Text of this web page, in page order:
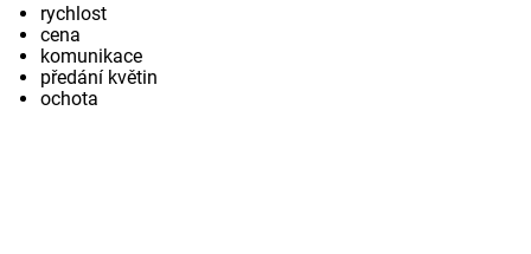
rychlost
cena
komunikace
předání květin
ochota